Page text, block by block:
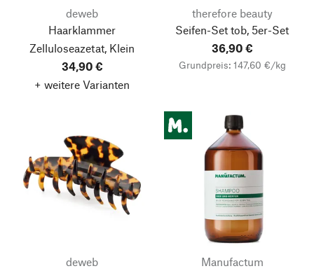
deweb
Haarklammer
Zelluloseazetat, Klein
34,90 €
+ weitere Varianten
therefore beauty
Seifen-Set tob, 5er-Set
36,90 €
Grundpreis: 147,60 €/kg
deweb
Manufactum